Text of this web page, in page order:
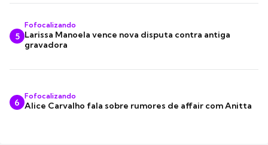
5
Fofocalizando
Larissa Manoela vence nova disputa contra antiga
gravadora
6
Fofocalizando
Alice Carvalho fala sobre rumores de affair com Anitta